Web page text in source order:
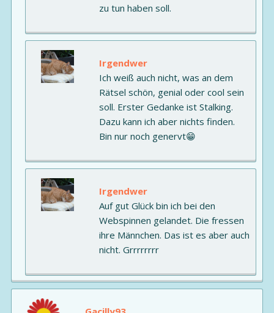
zu tun haben soll.
Irgendwer
Ich weiß auch nicht, was an dem
Rätsel schön, genial oder cool sein
soll. Erster Gedanke ist Stalking.
Dazu kann ich aber nichts finden.
Bin nur noch genervt😁
Irgendwer
Auf gut Glück bin ich bei den
Webspinnen gelandet. Die fressen
ihre Männchen. Das ist es aber auch
nicht. Grrrrrrrr